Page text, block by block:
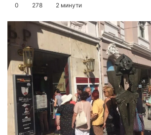
0 278 2 минути